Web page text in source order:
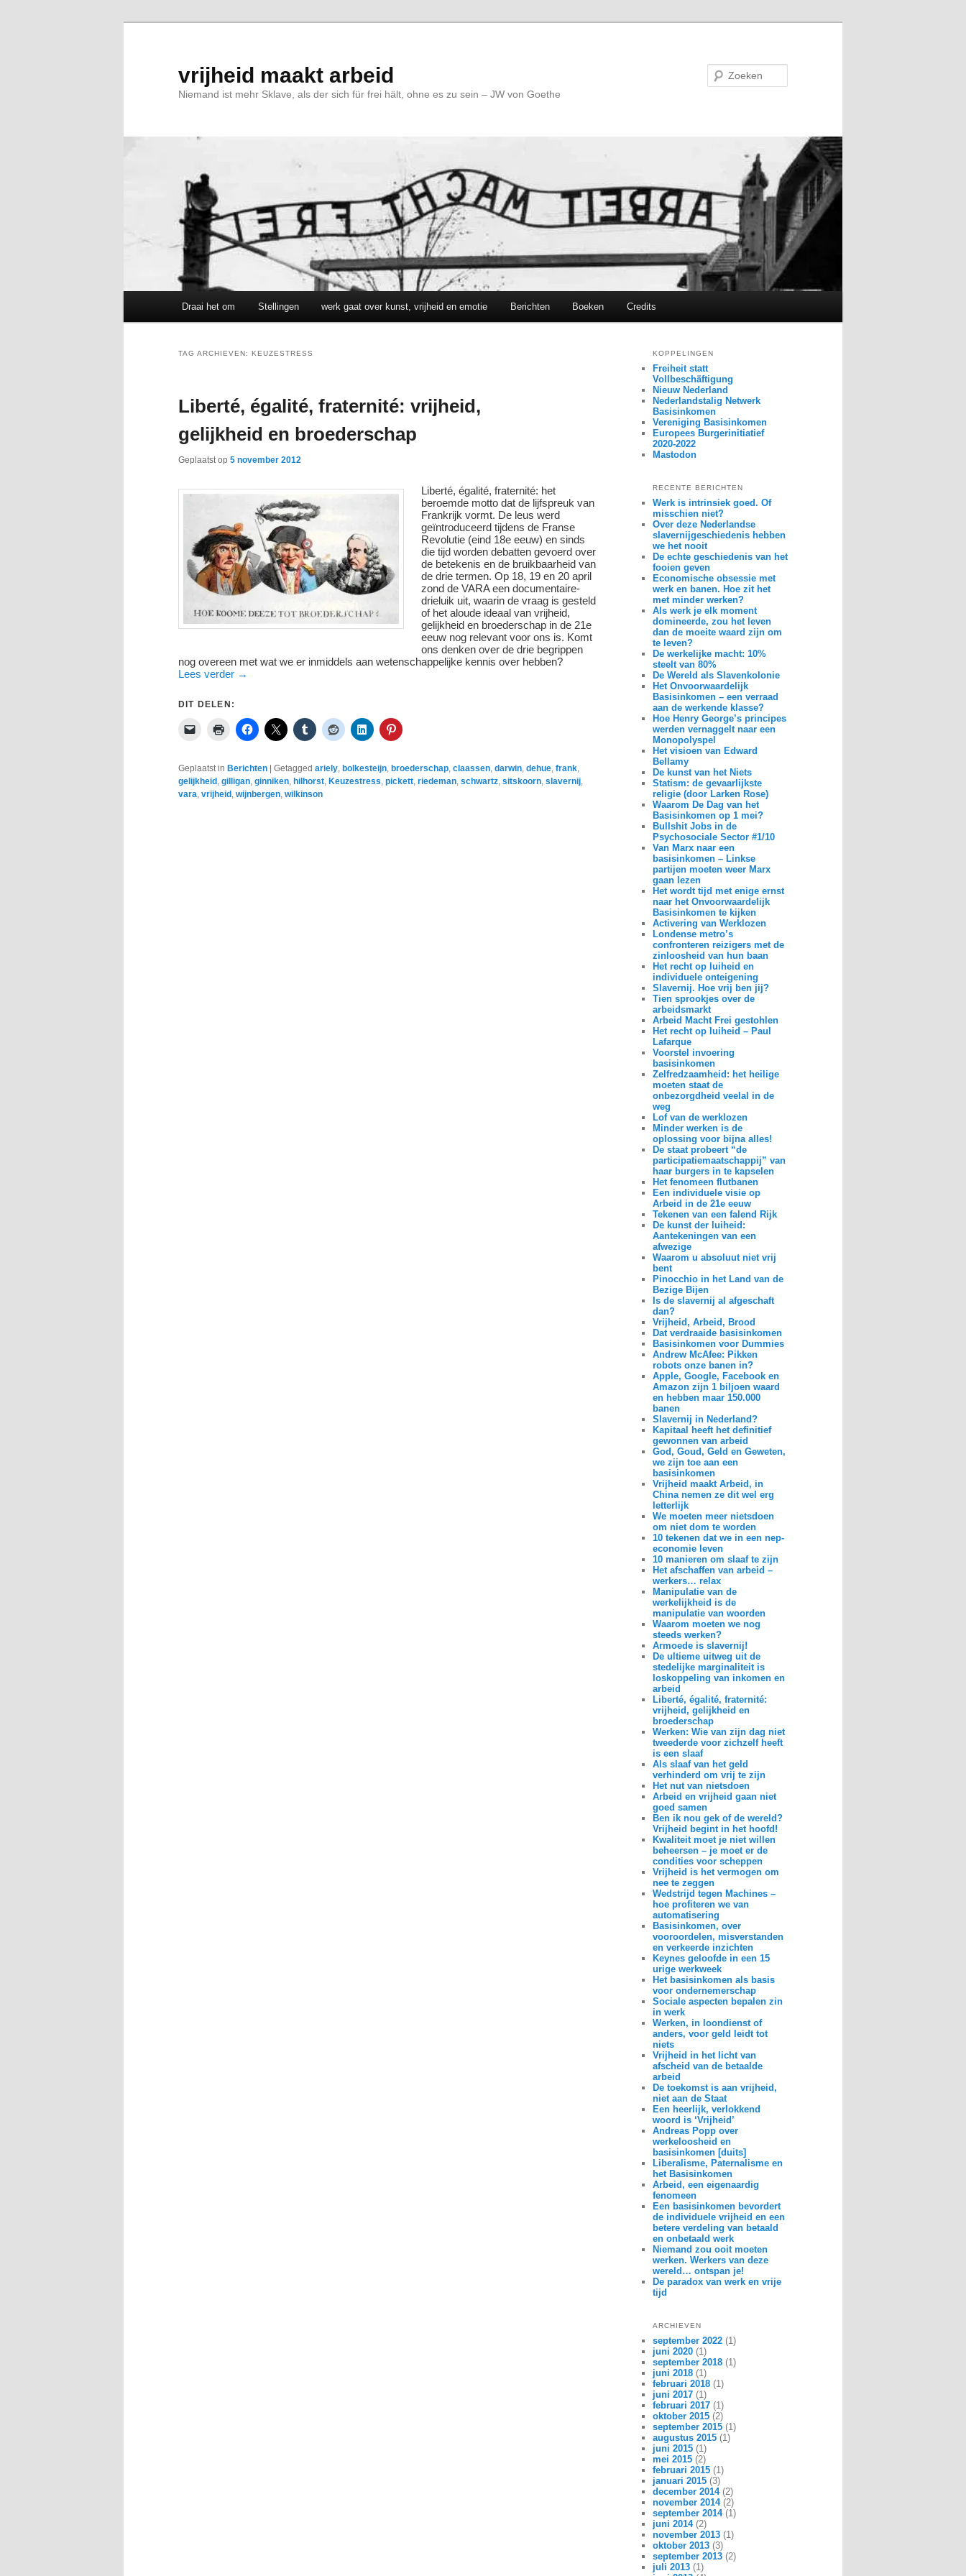
vrijheid maakt arbeid
Niemand ist mehr Sklave, als der sich für frei hält, ohne es zu sein – JW von Goethe
Draai het om Stellingen werk gaat over kunst, vrijheid en emotie Berichten Boeken Credits
TAG ARCHIEVEN: KEUZESTRESS
Liberté, égalité, fraternité: vrijheid,
gelijkheid en broederschap
Geplaatst op 5 november 2012
Liberté, égalité, fraternité: het
beroemde motto dat de lijfspreuk van
Frankrijk vormt. De leus werd
geïntroduceerd tijdens de Franse
Revolutie (eind 18e eeuw) en sinds
die tijd worden debatten gevoerd over
de betekenis en de bruikbaarheid van
de drie termen. Op 18, 19 en 20 april
zond de VARA een documentaire-
drieluik uit, waarin de vraag is gesteld
of het aloude ideaal van vrijheid,
gelijkheid en broederschap in de 21e
eeuw nog relevant voor ons is. Komt
ons denken over de drie begrippen
nog overeen met wat we er inmiddels aan wetenschappelijke kennis over hebben?
Lees verder →
DIT DELEN:
Geplaatst in Berichten Getagged ariely, bolkesteijn, broederschap, claassen, darwin, dehue, frank,
gelijkheid , gilligan, ginniken, hilhorst, Keuzestress, pickett, riedeman, schwartz, sitskoorn, slavernij,
vara, vrijheid , wijnbergen, wilkinson
KOPPELINGEN
Freiheit statt
Vollbeschäftigung
Nieuw Nederland
Nederlandstalig Netwerk
Basisinkomen
Vereniging Basisinkomen
Europees Burgerinitiatief
2020-2022
Mastodon
RECENTE BERICHTEN
Werk is intrinsiek goed. Of
misschien niet?
Over deze Nederlandse
slavernijgeschiedenis hebben
we het nooit
De echte geschiedenis van het
fooien geven
Economische obsessie met
werk en banen. Hoe zit het
met minder werken?
Als werk je elk moment
domineerde, zou het leven
dan de moeite waard zijn om
te leven?
De werkelijke macht: 10%
steelt van 80%
De Wereld als Slavenkolonie
Het Onvoorwaardelijk
Basisinkomen – een verraad
aan de werkende klasse?
Hoe Henry George’s principes
werden vernaggelt naar een
Monopolyspel
Het visioen van Edward
Bellamy
De kunst van het Niets
Statism: de gevaarlijkste
religie (door Larken Rose)
Waarom De Dag van het
Basisinkomen op 1 mei?
Bullshit Jobs in de
Psychosociale Sector #1/10
Van Marx naar een
basisinkomen – Linkse
partijen moeten weer Marx
gaan lezen
Het wordt tijd met enige ernst
naar het Onvoorwaardelijk
Basisinkomen te kijken
Activering van Werklozen
Londense metro’s
confronteren reizigers met de
zinloosheid van hun baan
Het recht op luiheid en
individuele onteigening
Slavernij. Hoe vrij ben jij?
Tien sprookjes over de
arbeidsmarkt
Arbeid Macht Frei gestohlen
Het recht op luiheid – Paul
Lafarque
Voorstel invoering
basisinkomen
Zelfredzaamheid: het heilige
moeten staat de
onbezorgdheid veelal in de
weg
Lof van de werklozen
Minder werken is de
oplossing voor bijna alles!
De staat probeert “de
participatiemaatschappij” van
haar burgers in te kapselen
Het fenomeen flutbanen
Een individuele visie op
Arbeid in de 21e eeuw
Tekenen van een falend Rijk
De kunst der luiheid:
Aantekeningen van een
afwezige
Waarom u absoluut niet vrij
bent
Pinocchio in het Land van de
Bezige Bijen
Is de slavernij al afgeschaft
dan?
Vrijheid, Arbeid, Brood
Dat verdraaide basisinkomen
Basisinkomen voor Dummies
Andrew McAfee: Pikken
robots onze banen in?
Apple, Google, Facebook en
Amazon zijn 1 biljoen waard
en hebben maar 150.000
banen
Slavernij in Nederland?
Kapitaal heeft het definitief
gewonnen van arbeid
God, Goud, Geld en Geweten,
we zijn toe aan een
basisinkomen
Vrijheid maakt Arbeid, in
China nemen ze dit wel erg
letterlijk
We moeten meer nietsdoen
om niet dom te worden
10 tekenen dat we in een nep-
economie leven
10 manieren om slaaf te zijn
Het afschaffen van arbeid –
werkers… relax
Manipulatie van de
werkelijkheid is de
manipulatie van woorden
Waarom moeten we nog
steeds werken?
Armoede is slavernij!
De ultieme uitweg uit de
stedelijke marginaliteit is
loskoppeling van inkomen en
arbeid
Liberté, égalité, fraternité:
vrijheid, gelijkheid en
broederschap
Werken: Wie van zijn dag niet
tweederde voor zichzelf heeft
is een slaaf
Als slaaf van het geld
verhinderd om vrij te zijn
Het nut van nietsdoen
Arbeid en vrijheid gaan niet
goed samen
Ben ik nou gek of de wereld?
Vrijheid begint in het hoofd!
Kwaliteit moet je niet willen
beheersen – je moet er de
condities voor scheppen
Vrijheid is het vermogen om
nee te zeggen
Wedstrijd tegen Machines –
hoe profiteren we van
automatisering
Basisinkomen, over
vooroordelen, misverstanden
en verkeerde inzichten
Keynes geloofde in een 15
urige werkweek
Het basisinkomen als basis
voor ondernemerschap
Sociale aspecten bepalen zin
in werk
Werken, in loondienst of
anders, voor geld leidt tot
niets
Vrijheid in het licht van
afscheid van de betaalde
arbeid
De toekomst is aan vrijheid,
niet aan de Staat
Een heerlijk, verlokkend
woord is ‘Vrijheid’
Andreas Popp over
werkeloosheid en
basisinkomen [duits]
Liberalisme, Paternalisme en
het Basisinkomen
Arbeid, een eigenaardig
fenomeen
Een basisinkomen bevordert
de individuele vrijheid en een
betere verdeling van betaald
en onbetaald werk
Niemand zou ooit moeten
werken. Werkers van deze
wereld… ontspan je!
De paradox van werk en vrije
tijd
ARCHIEVEN
september 2022 (1)
juni 2020 (1)
september 2018 (1)
juni 2018 (1)
februari 2018 (1)
juni 2017 (1)
februari 2017 (1)
oktober 2015 (2)
september 2015 (1)
augustus 2015 (1)
juni 2015 (1)
mei 2015 (2)
februari 2015 (1)
januari 2015 (3)
december 2014(2)
november 2014(2)
september 2014(1)
juni 2014(2)
november 2013 (1)
oktober 2013 (3)
september 2013 (2)
juli 2013 (1)